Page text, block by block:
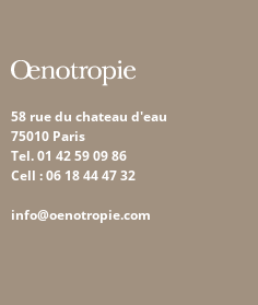
58 rue du chateau d'eau
75010 Paris
Tel. 01 42 59 09 86
Cell : 06 18 44 47 32
info@oenotropie.com